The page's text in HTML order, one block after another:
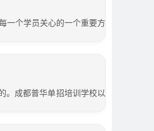
一个学员关心的一个重要方
。成都普华单招培训学校以